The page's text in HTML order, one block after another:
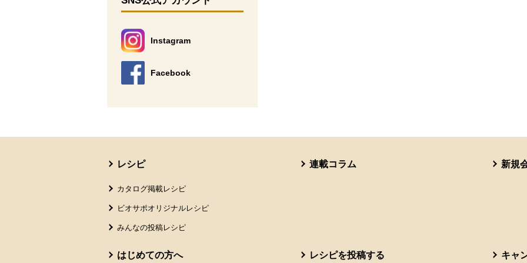
Instagram
別のウィンドウで開きます。
Facebook
別のウィンドウで開きます。
レシピ
カタログ掲載レシピ
ビオサポオリジナルレシピ
みんなの投稿レシピ
連載コラム 新規
はじめての方へ レシピを投稿する キャ